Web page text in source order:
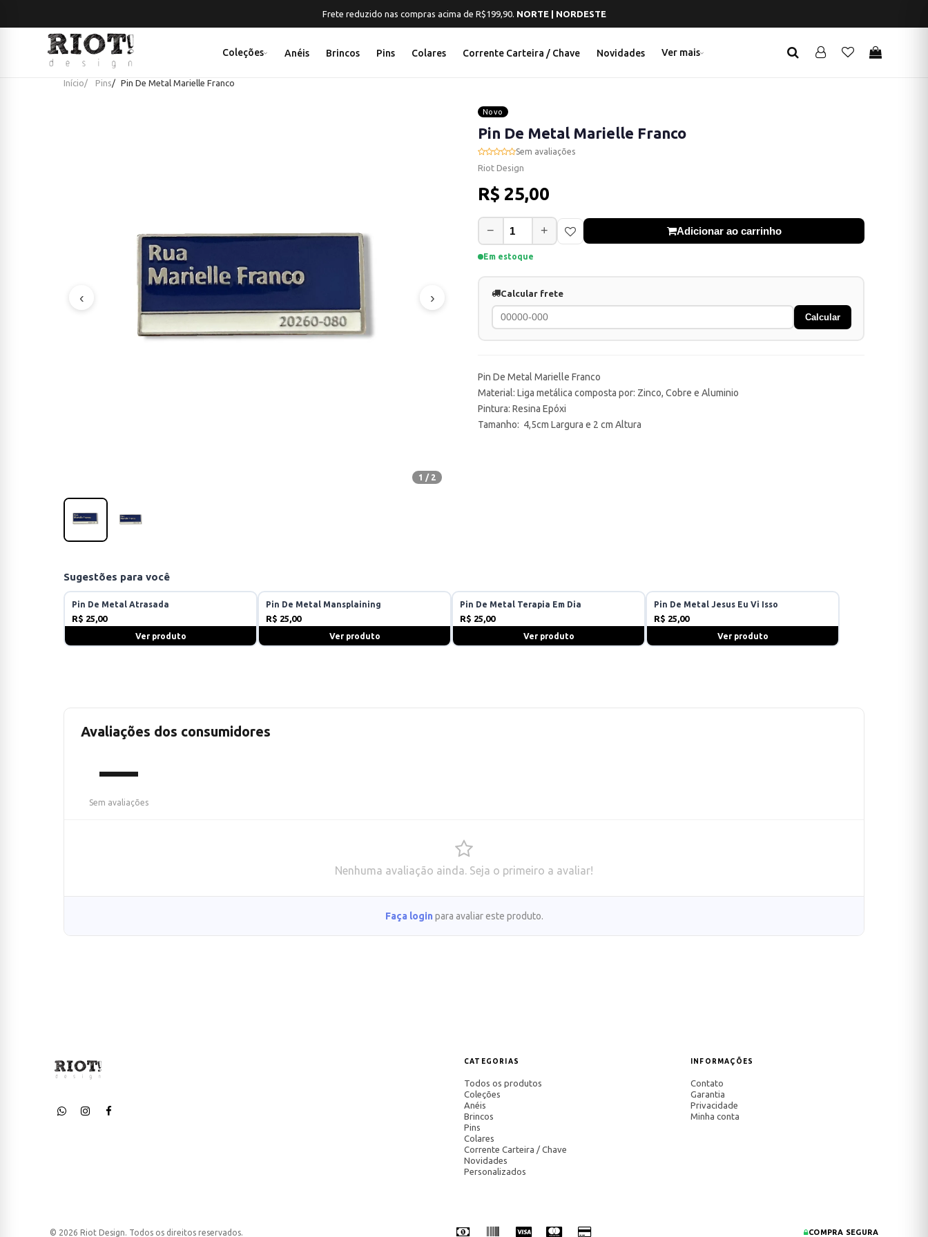
Frete reduzido nas compras acima de R$199,90. NORTE | NORDESTE
Coleções Anéis Brincos Pins Colares Corrente Carteira / Chave Novidades Ver mais
Início Pins Pin De Metal Marielle Franco
‹ ›
1 / 2
Novo
Pin De Metal Marielle Franco
Sem avaliações
Riot Design
R$ 25,00
− + Adicionar ao carrinho
Em estoque
Calcular frete
Calcular
Pin De Metal Marielle Franco
Material: Liga metálica composta por: Zinco, Cobre e Aluminio
Pintura: Resina Epóxi
Tamanho: 4,5cm Largura e 2 cm Altura
Sugestões para você
Pin De Metal Atrasada
R$ 25,00
Ver produto
Pin De Metal Mansplaining
R$ 25,00
Ver produto
Pin De Metal Terapia Em Dia
R$ 25,00
Ver produto
Pin De Metal Jesus Eu Vi Isso
R$ 25,00
Ver produto
Avaliações dos consumidores
—
Sem avaliações
Nenhuma avaliação ainda. Seja o primeiro a avaliar!
Faça login para avaliar este produto.
CATEGORIAS
Todos os produtos
Coleções
Anéis
Brincos
Pins
Colares
Corrente Carteira / Chave
Novidades
Personalizados
INFORMAÇÕES
Contato
Garantia
Privacidade
Minha conta
© 2026 Riot Design. Todos os direitos reservados. COMPRA SEGURA